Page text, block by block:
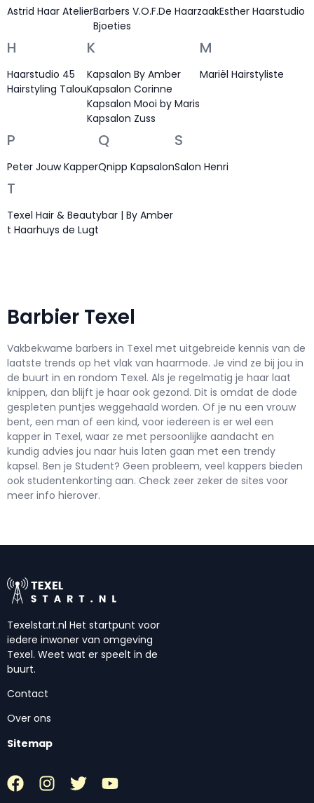
Astrid Haar AtelierBarbers V.O.F.
Bjoeties
De HaarzaakEsther Haarstudio
H
Haarstudio 45
Hairstyling Talou
K
Kapsalon By Amber
Kapsalon Corinne
Kapsalon Mooi by Maris
Kapsalon Zuss
M
Mariël Hairstyliste
P
Peter Jouw Kapper
Q
Qnipp Kapsalon
S
Salon Henri
T
Texel Hair & Beautybar | By Amber
t Haarhuys de Lugt
Barbier Texel
Vakbekwame barbers in Texel met uitgebreide kennis van de
laatste trends op het vlak van haarmode. Je vind ze bij jou in
de buurt in en rondom Texel. Als je regelmatig je haar laat
knippen, dan blijft je haar ook gezond. Dit is omdat de dode
gespleten puntjes weggehaald worden. Of je nu een vrouw
bent, een man of een kind, voor iedereen is er wel een
kapper in Texel, waar ze met persoonlijke aandacht en
kundig advies jou naar huis laten gaan met een trendy
kapsel. Ben je Student? Geen probleem, veel kappers bieden
ook studentenkorting aan. Check zeer zeker de sites voor
meer info hierover.
Texelstart.nl Het startpunt voor
iedere inwoner van omgeving
Texel. Weet wat er speelt in de
buurt.
Contact
Over ons
Sitemap